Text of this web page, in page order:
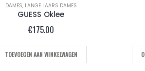
DAMES, LANGE LAARS DAMES
GUESS Oklee
€175.00
TOEVOEGEN AAN WINKELWAGEN